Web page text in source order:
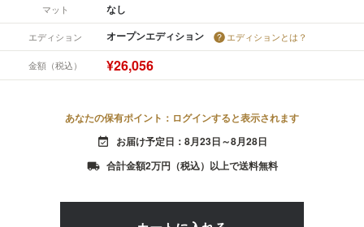
マット なし
エディション オープンエディション エディションとは？
金額（税込） ¥26,056
あなたの保有ポイント：ログインすると表示されます
event_available お届け予定日：8月23日～8月28日
local_shipping 合計金額2万円（税込）以上で送料無料